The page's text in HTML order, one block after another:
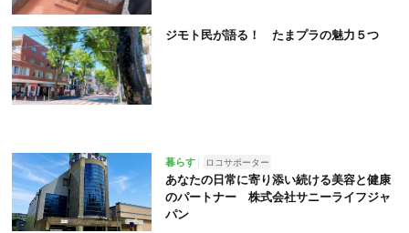
ジモト民が語る！ たまプラの魅力５つ
暮らす ロコサポーター
あなたの日常に寄り添い続ける美容と健康
のパートナー 株式会社サニーライフジャ
パン